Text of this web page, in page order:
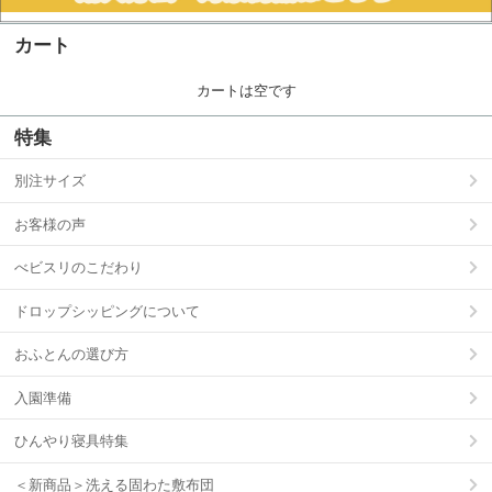
カート
カートは空です
特集
別注サイズ
お客様の声
べビスリのこだわり
ドロップシッピングについて
おふとんの選び方
入園準備
ひんやり寝具特集
＜新商品＞洗える固わた敷布団